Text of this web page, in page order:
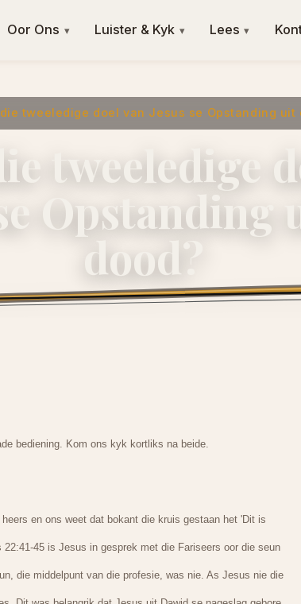
Oor Ons ▾ Luister & Kyk ▾ Lees ▾
tweeledige doel van Jesus se Opstanding uit
tweeledige
Opstanding
dood?
2 April 2016·ngvishoek
bediening. Kom ons kyk kortliks na beide.
en ons weet dat bokant die kruis gestaan het 'Dit is
45 is Jesus in gesprek met die Fariseers oor die seun
die middelpunt van die profesie, was nie. As Jesus nie die